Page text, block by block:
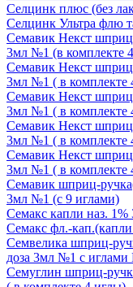
Селцинк плюс (без
Селцинк Ультра флю
Семавик Некст
3мл №1 (в комплекте
Семавик Некст
3мл №1 ( в комплекте
Семавик Некст
3мл №1 ( в комплекте
Семавик Некст
3мл №1 ( в комплекте
Семавик Некст
3мл №1 ( в комплекте
Семавик шприц-
3мл №1 (с 9 иглами)
Семакс капли наз.
Семакс фл.-
Семвелика шприц-
доза 3мл №1 с
Семуглин шприц-